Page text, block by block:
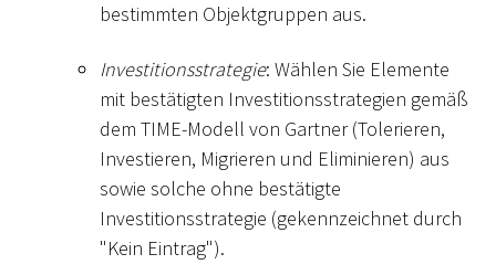
bestimmten Objektgruppen aus.
Investitionsstrategie: Wählen Sie Elemente
mit bestätigten Investitionsstrategien gemäß
dem TIME-Modell von Gartner (Tolerieren,
Investieren, Migrieren und Eliminieren) aus
sowie solche ohne bestätigte
Investitionsstrategie (gekennzeichnet durch
"Kein Eintrag").